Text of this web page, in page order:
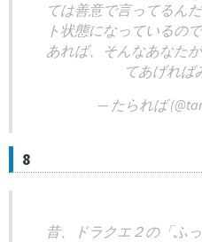
ては善意で言ってるん
ト状態になっているの
あれば、そんなあなた
てあげれば
— たられば
8
昔、ドラクエ２の「ふ